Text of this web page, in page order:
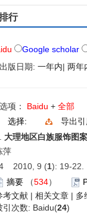
行
Google scholar
版日期: 一年内| 两年
项： Baidu + 全部
选择:
导出引
大理地区白族服饰图
萍
2010, 9 (1): 19-22.
摘要 （534）
考文献 | 相关文章 | 多
引次数: Baidu(24)